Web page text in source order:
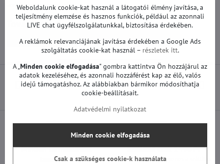
javítás vagy szervizelés.
Továbbiak a kategóriából
Pótalkatrészek | LG TV Tápegységek | LG TV
Előző termék Következő termék
Minden termékünket
teszteljük
Szállítás csak 1490 Ft
25 000 Ft felett ingyenes a szállítás
Weboldalunk cookie-kat használ a látogatói élmény javítása, a
teljesítmény elemzése és hasznos funkciók, például az azonnali
LIVE chat ügyfélszolgálatunkkal, biztosítása érdekében.
A reklámok relevanciájának javítása érdekében a Google Ads
szolgáltatás cookie-kat használ – részletek itt.
A „Minden cookie elfogadása" gombra kattintva Ön hozzájárul az
adatok kezeléséhez, és azonnali hozzáférést kap az élő, valós
idejű támogatáshoz. Az alábbiakban bármikor módosíthatja
cookie-beállításait.
Adatvédelmi nyilatkozat
Minden cookie elfogadása
Csak a szükséges cookie-k használata